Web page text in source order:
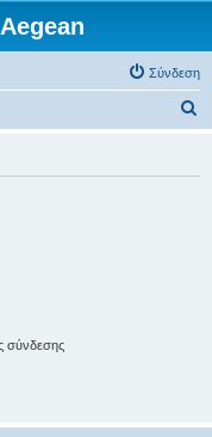
Σύνδεση
σύνδεσης